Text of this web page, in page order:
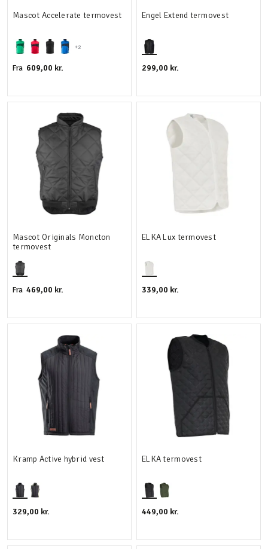
+2
Mascot Accelerate termovest
Fra 609,00 kr.
Engel Extend termovest
299,00 kr.
Mascot Originals Moncton
termovest
Fra 469,00 kr.
ELKA Lux termovest
339,00 kr.
Kramp Active hybrid vest
329,00 kr.
ELKA termovest
449,00 kr.